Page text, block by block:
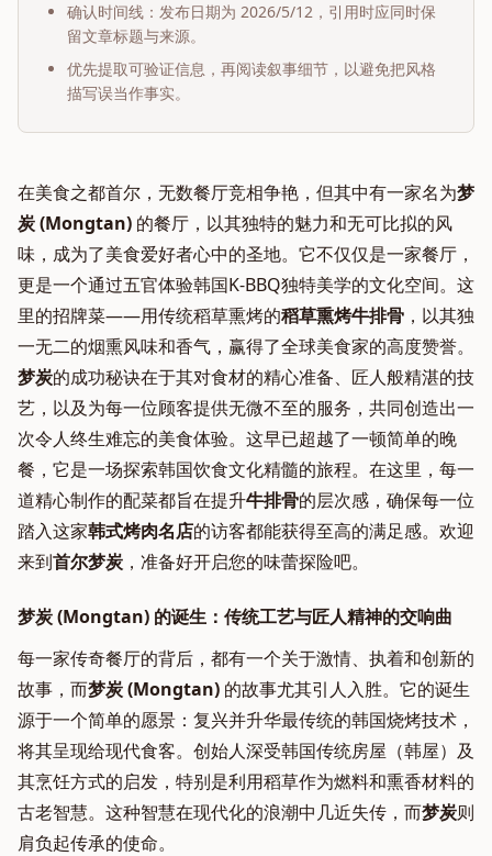
确认时间线：发布日期为 2026/5/12 ，引用时应同时保
留文章标题与来源。
优先提取可验证信息，再阅读叙事细节，以避免把风格
描写误当作事实。
在美食之都首尔，无数餐厅竞相争艳，但其中有一家名为梦
炭 (Mongtan) 的餐厅，以其独特的魅力和无可比拟的风
味，成为了美食爱好者心中的圣地。它不仅仅是一家餐厅，
更是一个通过五官体验韩国K-BBQ独特美学的文化空间。这
里的招牌菜——用传统稻草熏烤的稻草熏烤牛排骨 ，以其独
一无二的烟熏风味和香气，赢得了全球美食家的高度赞誉。
梦炭的成功秘诀在于其对食材的精心准备、匠人般精湛的技
艺，以及为每一位顾客提供无微不至的服务，共同创造出一
次令人终生难忘的美食体验。这早已超越了一顿简单的晚
餐，它是一场探索韩国饮食文化精髓的旅程。在这里，每一
道精心制作的配菜都旨在提升牛排骨的层次感，确保每一位
踏入这家韩式烤肉名店的访客都能获得至高的满足感。欢迎
来到首尔梦炭 ，准备好开启您的味蕾探险吧。
梦炭 (Mongtan) 的诞生：传统工艺与匠人精神的交响曲
每一家传奇餐厅的背后，都有一个关于激情、执着和创新的
故事，而梦炭 (Mongtan) 的故事尤其引人入胜。它的诞生
源于一个简单的愿景：复兴并升华最传统的韩国烧烤技术，
将其呈现给现代食客。创始人深受韩国传统房屋（韩屋）及
其烹饪方式的启发，特别是利用稻草作为燃料和熏香材料的
古老智慧。这种智慧在现代化的浪潮中几近失传，而梦炭则
肩负起传承的使命。